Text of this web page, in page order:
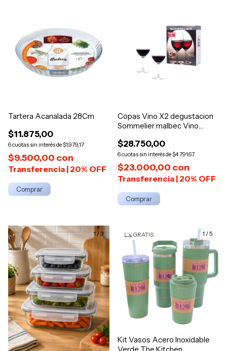
Tartera Acanalada 28Cm
$11.875,00
6 $1.979,17
$9.500,00 con
Comprar
Copas Vino X2 degustacion
Sommelier malbec Vino
$28.750,00
6 $4.791,67
$23.000,00 con
Comprar
1 /3 1 /5
GRATIS
Kit Vasos Acero Inoxidable